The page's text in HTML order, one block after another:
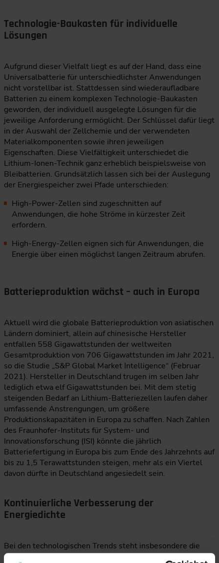
Technologie-Baukasten für individuelle
Lösungen
Aufgrund dieser Vielfalt liegt es auf der Hand, dass eine
Universalbatterie für unterschiedlichster Anwendungen
nicht vorstellbar ist. Stattdessen sind wiederaufladbare
Batterien zu einem komplexen Technologie-Baukasten
geworden, der individuell ausgelegte Lösungen für die
jeweilige Anforderung ermöglicht. Der Schlüssel dafür liegt
in der Auswahl der Zellchemie und der verwendeten
Materialkomponenten sowie ihren jeweiligen
Eigenschaften. Diese Vielfältigkeit unterschiedet die
Lithium-Ionen-Technik ganz erheblich beispielsweise von
Bleibatterien. Grundsätzlich lassen sich bei der Auslegung
der Energiespeicher zwei Pfade unterschieden:
High-Power-Zellen sind zugeschnitten auf
Anwendungen, die hohe Ströme in kürzester Zeit
erfordern.
High-Energy-Zellen eignen sich für Anwendungen, die
Energie über einen möglichst langen Zeitraum abrufen.
Batterieproduktion wächst – auch in Europa
Aktuell wird die globale Batterieproduktion von asiatischen
Ländern dominiert, allein auf chinesische Hersteller
entfallen 558 Gigawattstunden der weltweiten
Gesamtproduktion von 706 Gigawattstunden im Jahr 2021,
so die Studie „S&P Global Market Intelligence“ (Februar
2021). Hersteller in Deutschland trugen im selben Jahr
lediglich etwa elf Gigawattstunden bei. Mit dem stetig
steigenden Bedarf an Lithium-Batteriezellen laufen daher
umfassende Anstrengungen, um größere
Produktionskapazitäten in Europa zu schaffen. Nach Zahlen
des Fraunhofer-Instituts für System- und
Innovationsforschung (ISI) könnte die jährlich
Batteriefertigung in Europa bis zum Ende des Jahrzehnts auf
bis zu 1,5 Terawattstunden steigen, mehr als ein Viertel
davon dürfte in Deutschland angesiedelt sein.
Kontinuierliche Verbesserung der
Energiedichte
Bei den technologischen Trends steht insbesondere die
kontinuierliche Steigerung der Energiedichte im Fokus. Seit